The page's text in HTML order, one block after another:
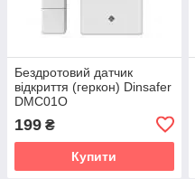
Бездротовий датчик
відкриття (геркон) Dinsafer
DMC01O
199 ₴
Купити